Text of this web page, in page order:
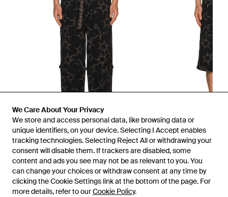
We Care About Your Privacy
We store and access personal data, like browsing data or
unique identifiers, on your device. Selecting I Accept enables
tracking technologies. Selecting Reject All or withdrawing your
consent will disable them. If trackers are disabled, some
content and ads you see may not be as relevant to you. You
can change your choices or withdraw consent at any time by
clicking the Cookie Settings link at the bottom of the page. For
more details, refer to ourCookie Policy.
Disponible anteriormente en:REVOLVE